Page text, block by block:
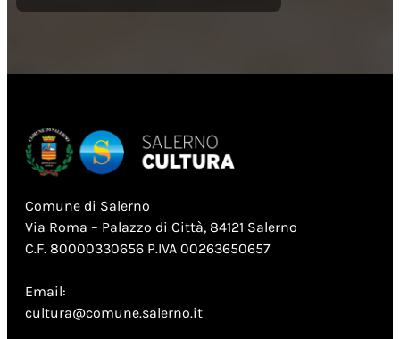
Comune di Salerno
Via Roma – Palazzo di Città, 84121 Salerno
C.F. 80000330656 P.IVA 00263650657
Email:
cultura@comune.salerno.it